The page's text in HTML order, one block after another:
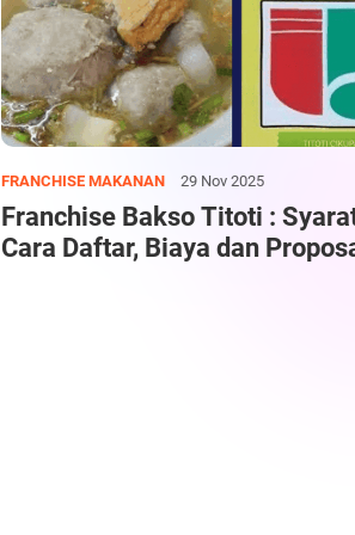
FRANCHISE MAKANAN 29 Nov 2025
Franchise Bakso Titoti :
Cara Daftar, Biaya dan